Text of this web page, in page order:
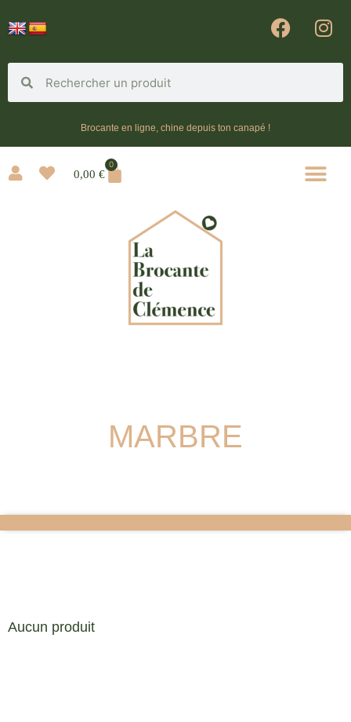
Brocante en ligne, chine depuis ton canapé !
0,00 €
0
MARBRE
Aucun produit